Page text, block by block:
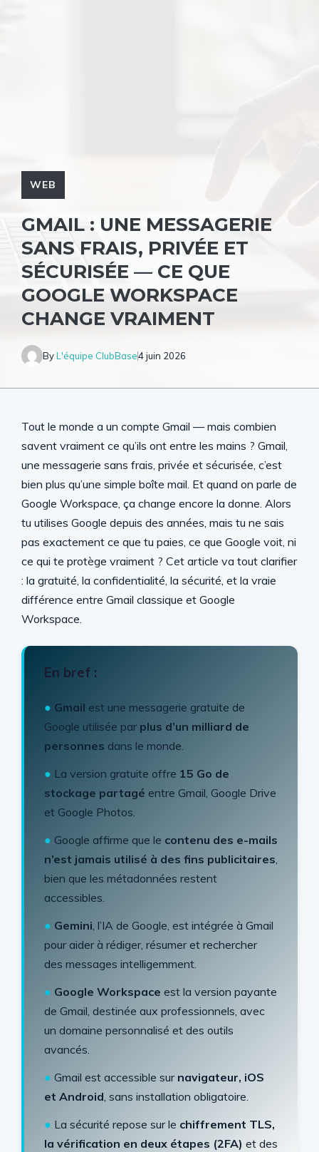
WEB
GMAIL : UNE MESSAGERIE
SANS FRAIS, PRIVÉE ET
SÉCURISÉE — CE QUE
GOOGLE WORKSPACE
CHANGE VRAIMENT
ByL'équipe ClubBase4 juin 2026
Tout le monde a un compte Gmail — mais combien
savent vraiment ce qu’ils ont entre les mains ? Gmail,
une messagerie sans frais, privée et sécurisée, c’est
bien plus qu’une simple boîte mail. Et quand on parle de
Google Workspace, ça change encore la donne. Alors
tu utilises Google depuis des années, mais tu ne sais
pas exactement ce que tu paies, ce que Google voit, ni
ce qui te protège vraiment ? Cet article va tout clarifier
: la gratuité, la confidentialité, la sécurité, et la vraie
différence entre Gmail classique et Google
Workspace.
En bref :
● Gmail est une messagerie gratuite de
Google utilisée par plus d’un milliard de
personnes dans le monde.
● La version gratuite offre 15 Go de
stockage partagé entre Gmail, Google Drive
et Google Photos.
● Google affirme que le contenu des e-mails
n’est jamais utilisé à des fins publicitaires,
bien que les métadonnées restent
accessibles.
● Gemini, l’IA de Google, est intégrée à Gmail
pour aider à rédiger, résumer et rechercher
des messages intelligemment.
● Google Workspace est la version payante
de Gmail, destinée aux professionnels, avec
un domaine personnalisé et des outils
avancés.
● Gmail est accessible sur navigateur, iOS
et Android, sans installation obligatoire.
● La sécurité repose sur le chiffrement TLS,
la vérification en deux étapes (2FA) et des